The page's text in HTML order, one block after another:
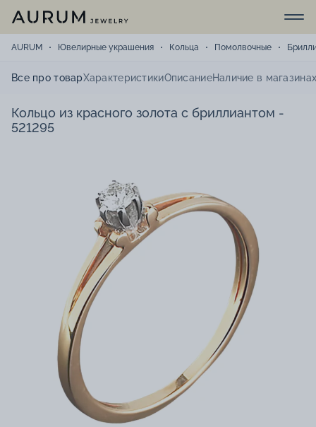
AURUM Ювелирные украшения Кольца Помолвочные
Все про товарХарактеристикиОписаниеНаличие в
Кольцо из красного золота с бриллиантом -
521295